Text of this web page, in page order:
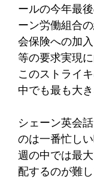
ールの今年最
ーン労働組合
会保険への加
等の要求実現
このストライ
中でも最も大
シェーン英会
のは一番忙し
週の中では最
配するのが難